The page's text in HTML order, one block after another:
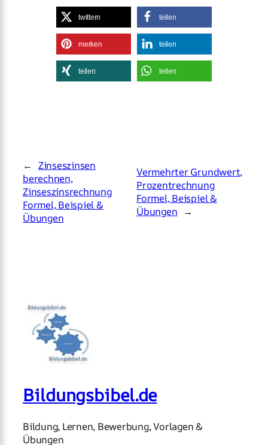
twittern teilen
merken teilen
teilen teilen
← Zinseszinsen
berechnen,
Zinseszinsrechnung
Formel, Beispiel &
Übungen
Vermehrter Grundwert,
Prozentrechnung
Formel, Beispiel &
Übungen →
Bildungsbibel.de
Bildung, Lernen, Bewerbung, Vorlagen &
Übungen